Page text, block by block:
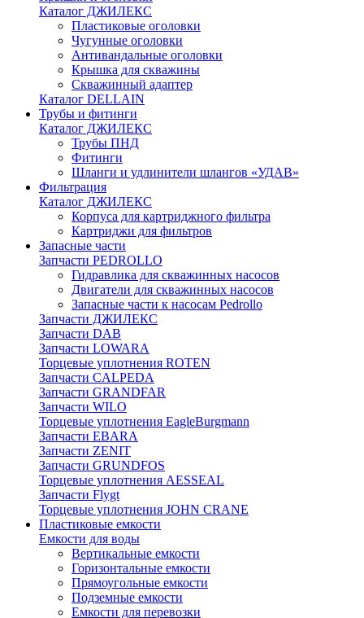
Каталог ДЖИЛЕКС
Пластиковые оголовки
Чугунные оголовки
Антивандальные оголовки
Крышка для скважины
Скважинный адаптер
Каталог DELLAIN
Трубы и фитинги
Каталог ДЖИЛЕКС
Трубы ПНД
Фитинги
Шланги и удлинители шлангов «УДАВ»
Фильтрация
Каталог ДЖИЛЕКС
Корпуса для картриджного фильтра
Картриджи для фильтров
Запасные части
Запчасти PEDROLLO
Гидравлика для скважинных насосов
Двигатели для скважинных насосов
Запасные части к насосам Pedrollo
Запчасти ДЖИЛЕКС
Запчасти DAB
Запчасти LOWARA
Торцевые уплотнения ROTEN
Запчасти CALPEDA
Запчасти GRANDFAR
Запчасти WILO
Торцевые уплотнения EagleBurgmann
Запчасти EBARA
Запчасти ZENIT
Запчасти GRUNDFOS
Торцевые уплотнения AESSEAL
Запчасти Flygt
Торцевые уплотнения JOHN CRANE
Пластиковые емкости
Емкости для воды
Вертикальные емкости
Горизонтальные емкости
Прямоугольные емкости
Подземные емкости
Емкости для перевозки